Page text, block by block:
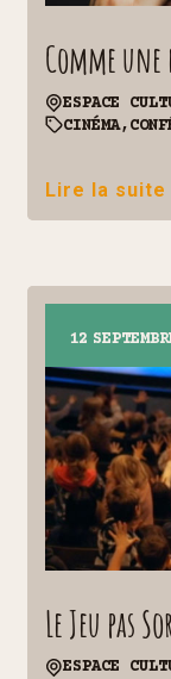
Comme
ESPACE
CINÉMA,
Lire la suite
12
Le Jeu pas
ESPACE